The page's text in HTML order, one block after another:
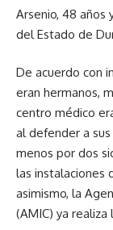
Arsenio, 48 años
del Estado de
De acuerdo con
eran hermanos,
centro médico
al defender a
menos por dos
las instalaciones
asimismo, la
(AMIC) ya